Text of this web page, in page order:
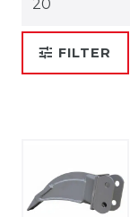
FILTER